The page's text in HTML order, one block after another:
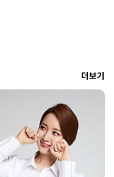
더보기